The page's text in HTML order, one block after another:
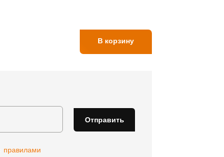
В корзину
Отправить
правилами